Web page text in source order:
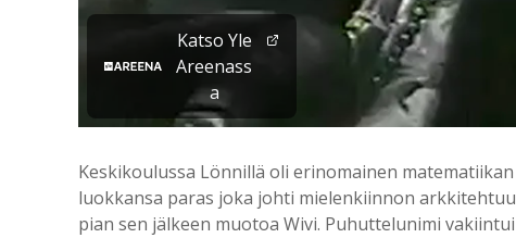
Katso Yle
Areenass
a
Keskikoulussa Lönnillä oli erinomainen
luokkansa paras joka johti mielenkiinnon
pian sen jälkeen muotoa Wivi. Puhuttelunimi